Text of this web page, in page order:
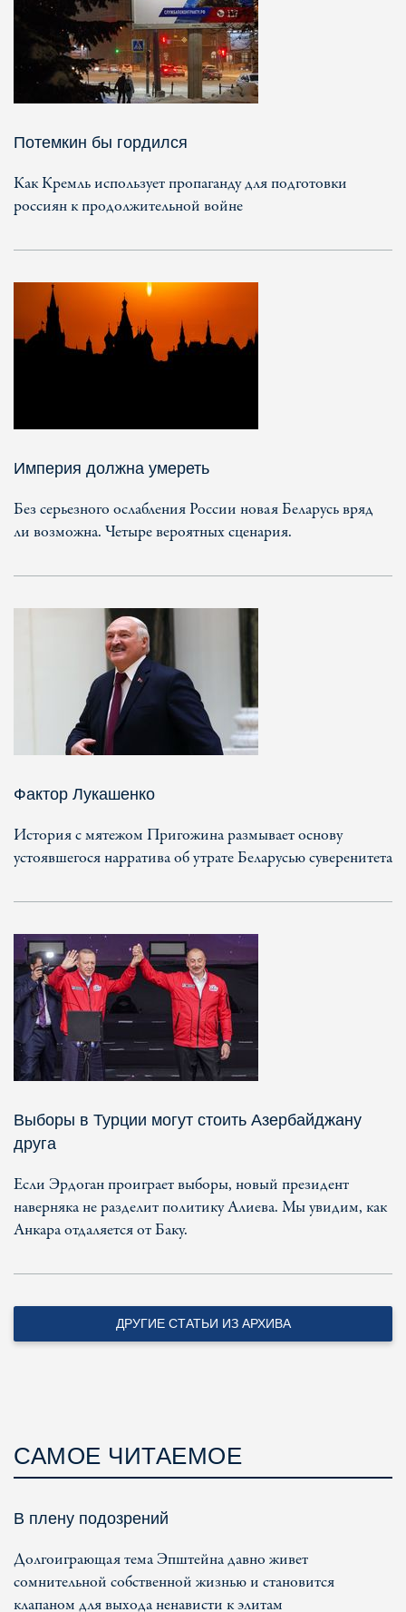
Потемкин бы гордился
Как Кремль использует пропаганду для подготовки
россиян к продолжительной войне
Империя должна умереть
Без серьезного ослабления России новая Беларусь вряд
ли возможна. Четыре вероятных сценария.
Фактор Лукашенко
История с мятежом Пригожина размывает основу
устоявшегося нарратива об утрате Беларусью суверенитета
Выборы в Турции могут стоить Азербайджану
друга
Если Эрдоган проиграет выборы, новый президент
наверняка не разделит политику Алиева. Мы увидим, как
Анкара отдаляется от Баку.
ДРУГИЕ СТАТЬИ ИЗ АРХИВА
САМОЕ ЧИТАЕМОЕ
В плену подозрений
Долгоиграющая тема Эпштейна давно живет
сомнительной собственной жизнью и становится
клапаном для выхода ненависти к элитам